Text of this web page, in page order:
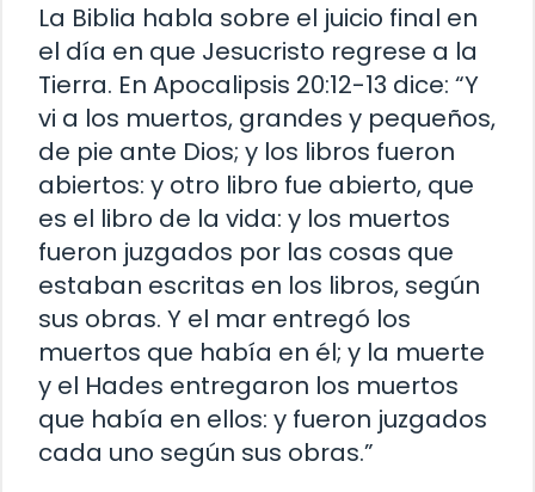
La Biblia habla sobre el juicio final en
el día en que Jesucristo regrese a la
Tierra. En Apocalipsis 20:12-13 dice: “Y
vi a los muertos, grandes y pequeños,
de pie ante Dios; y los libros fueron
abiertos: y otro libro fue abierto, que
es el libro de la vida: y los muertos
fueron juzgados por las cosas que
estaban escritas en los libros, según
sus obras. Y el mar entregó los
muertos que había en él; y la muerte
y el Hades entregaron los muertos
que había en ellos: y fueron juzgados
cada uno según sus obras.”